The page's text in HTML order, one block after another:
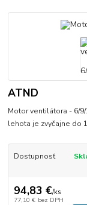
ATND
Motor ventilátora - 6/
lehota je zvyčajne do
Dostupnosť
94,83 €/ks
77,10 € bez DPH